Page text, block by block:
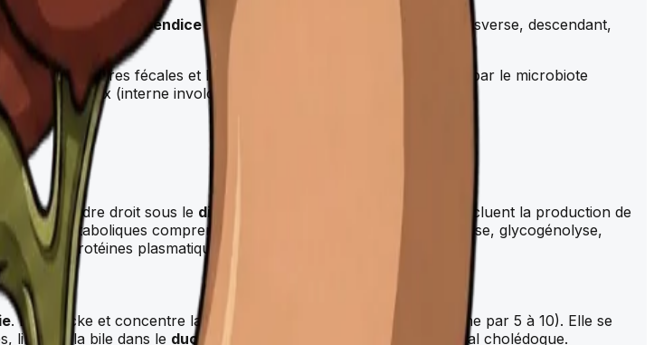
cæcum (avec l' appendicevermiforme), le
(ascendant, transverse, descendant,
des matières fécales et la fermentation des fibres alimentaires par le microbiote
anaux (interne involontaire, externe volontaire).
droit sous le diaphragme
. Ses fonctions digestives incluent la production de
métaboliques comprennent la gestion du glucose (glycogénèse, glycogénolyse,
des protéines plasmatiques.
. Elle stocke et concentre la bile hépatique (en réduisant son volume par 5 à 10). Elle se
libérant la bile dans le duodénum via le canal cystique puis le canal cholédoque.